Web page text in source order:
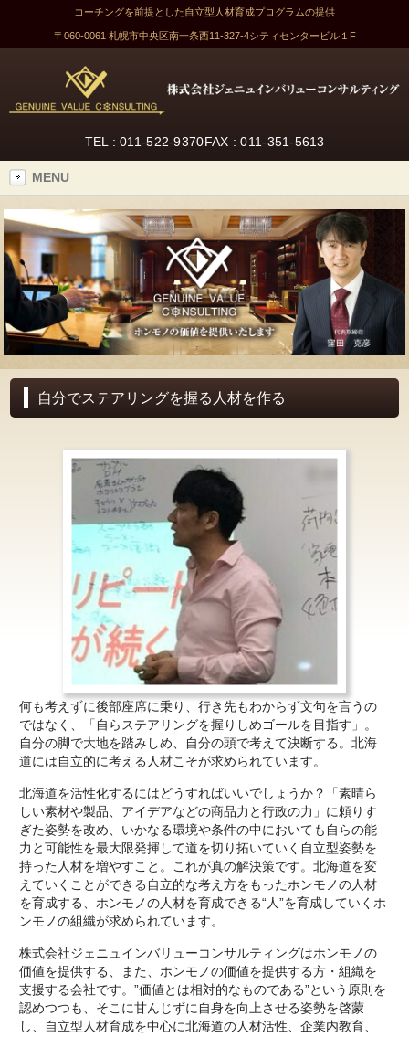
コーチングを前提とした自立型人材育成プログラムの提供
〒060-0061 札幌市中央区南一条西11-327-4シティセンタービル１F
TEL : 011-522-9370 FAX : 011-351-5613
MENU
自分でステアリングを握る人材を作る
何も考えずに後部座席に乗り、行き先もわからず文句を言うの
ではなく、「自らステアリングを握りしめゴールを目指す」。
自分の脚で大地を踏みしめ、自分の頭で考えて決断する。北海
道には自立的に考える人材こそが求められています。
北海道を活性化するにはどうすればいいでしょうか？「素晴ら
しい素材や製品、アイデアなどの商品力と行政の力」に頼りす
ぎた姿勢を改め、いかなる環境や条件の中においても自らの能
力と可能性を最大限発揮して道を切り拓いていく自立型姿勢を
持った人材を増やすこと。これが真の解決策です。北海道を変
えていくことができる自立的な考え方をもったホンモノの人材
を育成する、ホンモノの人材を育成できる“人”を育成していくホ
ンモノの組織が求められています。
株式会社ジェニュインバリューコンサルティングはホンモノの
価値を提供する、また、ホンモノの価値を提供する方・組織を
支援する会社です。”価値とは相対的なものである”という原則を
認めつつも、そこに甘んじずに自身を向上させる姿勢を啓蒙
し、自立型人材育成を中心に北海道の人材活性、企業内教育、